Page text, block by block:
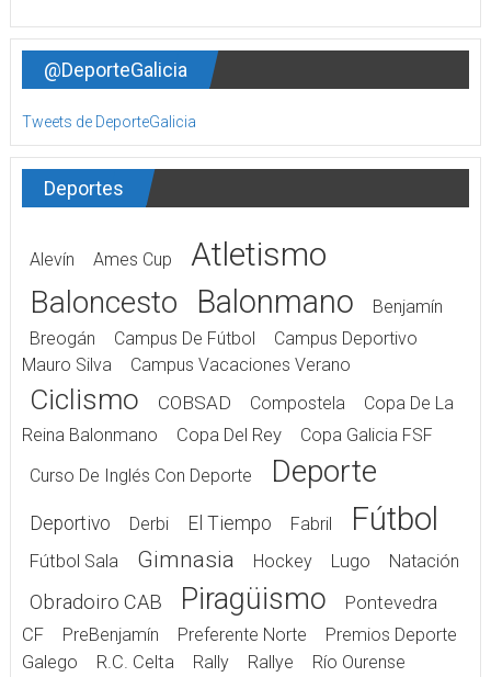
@DeporteGalicia
Tweets de DeporteGalicia
Deportes
Alevín Ames Cup Atletismo
Baloncesto Balonmano
Benjamín
Breogán
Campus De Fútbol
Campus Deportivo
Mauro Silva
Campus Vacaciones Verano
Ciclismo COBSAD Compostela
Copa De La
Reina Balonmano
Copa Del Rey
Copa Galicia FSF
Curso De Inglés Con Deporte
Deporte
Deportivo Derbi El Tiempo Fabril Fútbol
Fútbol Sala Gimnasia Hockey Lugo Natación
Obradoiro CAB Piragüismo
Pontevedra
CF
PreBenjamín Preferente Norte
Premios Deporte
Galego
R.C. Celta Rally Rallye
Río Ourense